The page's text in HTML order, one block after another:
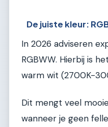
De juiste kleur:
In 2026 adviseren
RGBWW. Hierbij is
warm wit (2700K-
Dit mengt veel
wanneer je geen